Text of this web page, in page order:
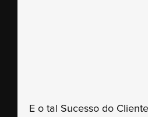
E o tal Sucesso do